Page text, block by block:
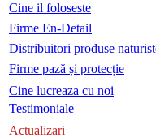
Cine il foloseste
Firme En-Detail
Distribuitori produse
Firme pază și protecție
Cine lucreaza cu noi
Testimoniale
Actualizari